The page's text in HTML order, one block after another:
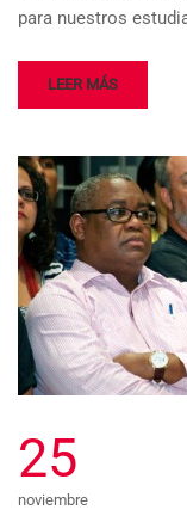
para nuestros
LEER MÁS
25
noviembre